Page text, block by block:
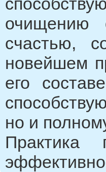
очищению
счастью,
новейшем
его
но и
Практика